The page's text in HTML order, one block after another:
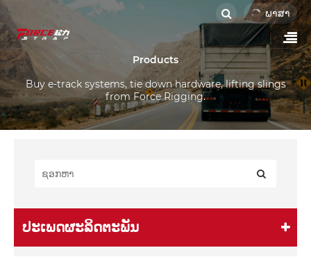
ພາສາ
Products
Buy e-track systems, tie down hardware, lifting slings
from Force Rigging.
ປະເພດຜະລິດຕະພັນ